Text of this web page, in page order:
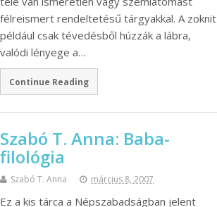
félreismert rendeltetésű tárgyakkal. A zoknit
például csak tévedésből húzzák a lábra,
valódi lényege a…
Continue Reading
Szabó T. Anna: Baba-
filológia
Szabó T. Anna március 8, 2007
Ez a kis tárca a Népszabadságban jelent